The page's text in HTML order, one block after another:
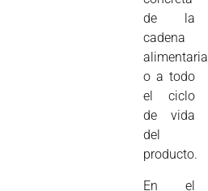
de la
cadena
alimentaria
o a todo
el ciclo
de vida
del
producto.
En el